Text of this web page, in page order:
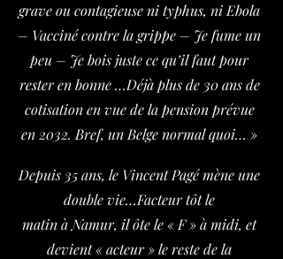
grave ou contagieuse ni typhus, ni Ebola
– Vacciné contre la grippe – Je fume un
peu – Je bois juste ce qu’il faut pour
rester en bonne …Déjà plus de 30 ans de
cotisation en vue de la pension prévue
en 2032. Bref, un Belge normal quoi… »
Depuis 35 ans, le Vincent Pagé mène une
double vie…Facteur tôt le
matin à Namur, il ôte le « F » à midi, et
devient « acteur » le reste de la